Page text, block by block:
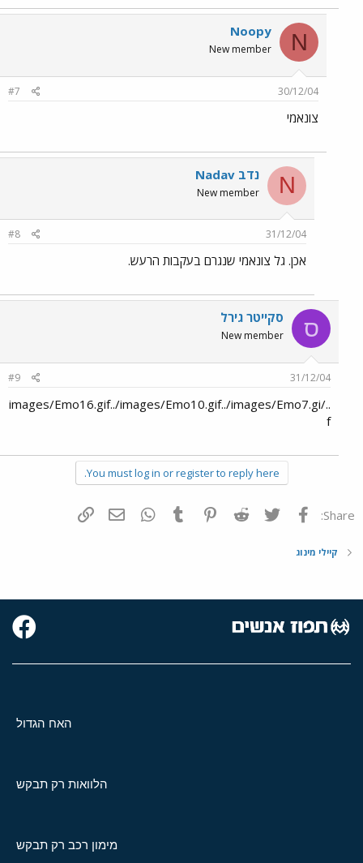
N
Noopy
New member
30/12/04
#7
צונאמי
N Nadav נדב
New member
31/12/04
#8
אכן. גל צונאמי שנגרם בעקבות הרעש.
ס סקייטר גירל
New member
31/12/04
#9
../images/Emo16.gif../images/Emo10.gif../images/Emo7.gi
f
You must log in or register to reply here.
Share: פייסבוק Twitter
Reddit
Pinterest
Tumblr
WhatsAppדואר אלקטרוני
קיילי מינוג
האח הגדול
הלוואות רק תבקש
מימון רכב רק תבקש